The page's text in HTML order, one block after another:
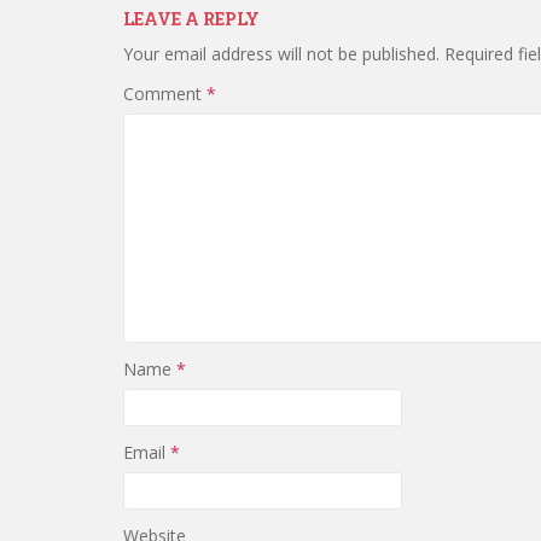
LEAVE A REPLY
Your email address will not be published. Required
Comment *
Name *
Email *
Website